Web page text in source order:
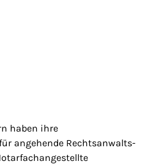
haben ihre
angehende Rechtsanwalts-